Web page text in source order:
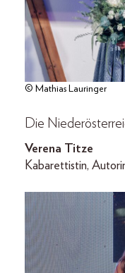
© Mathias Lauringer
Die
Verena Titze
Kabarettistin,